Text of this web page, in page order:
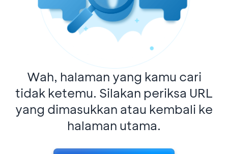
Wah, halaman yang kamu cari
tidak ketemu. Silakan periksa URL
yang dimasukkan atau kembali ke
halaman utama.